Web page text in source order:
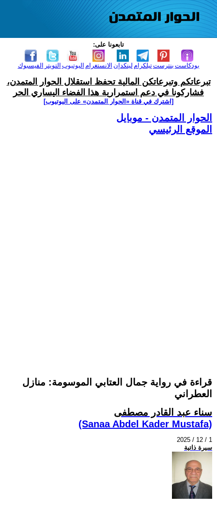
تابعونا على:
الفيسبوك التويتر اليوتيوب الانستغرام لينكدإن تيلكرامبنترست بودكاست
تبرعاتكم وتبرعاتكن المالية تحفظ استقلال الحوار المتمدن،
فشاركونا في دعم استمرارية هذا الفضاء اليساري الحر
[اشترك في قناة ‫«الحوار المتمدن» على اليوتيوب]
الحوار المتمدن - موبايل
الموقع الرئيسي
قراءة في رواية جمال العتابي الموسومة: منازل
العطراني
سناء عبد القادر مصطفى
(Sanaa Abdel Kader Mustafa)
2025 / 12 / 1
سيرة ذاتية